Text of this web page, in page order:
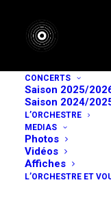
CONCERTS
Saison 2025/
Saison 2024/
L’ORCHESTRE
MEDIAS
Photos
Vidéos
Affiches
L’ORCHESTRE ET
Directeur du